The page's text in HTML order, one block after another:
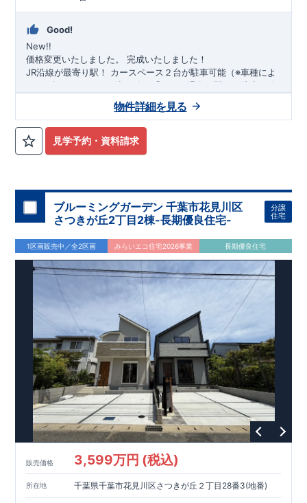
Good!
New!!
価格変更いたしました。
完成いたしました！
​JR沿線が最寄り駅！
​カースペース２台が駐車可能（※車種によ
​〇アクセス ・JR湖西線、「おごと温泉」駅まで徒歩16
分 ​
日吉中学校まで徒歩50分 ​・せんだん保育園まで徒歩15分 ​・雄
琴幼稚園まで徒歩24分 ​ ​〇この物件のおすすめ ・マルチスキッ
プは、カウンター付きで​ワークスペースや勉強机としてご利用
出来ます！ ​・ペニンシュラキッチンはデザイン性も使いやすさ
す！ ​お気軽にご連絡ください！ ​（株）東栄住宅 京都営業所
​TEL:075-394-5350 ​定休日：火・水・年末年始など
見学予約・資料請求
物件詳細を見る
ブルーミングガーデン 千葉市花見川区
さつきが丘2丁目2棟-長期優良住宅-
分譲
住宅
1区画販売中／全2区画 みらいエコ住宅2026事業 長期優良住宅
販売価格 3,599万円 (税込)
所在地 千葉県千葉市花見川区さつきが丘２丁目28番3(地番)